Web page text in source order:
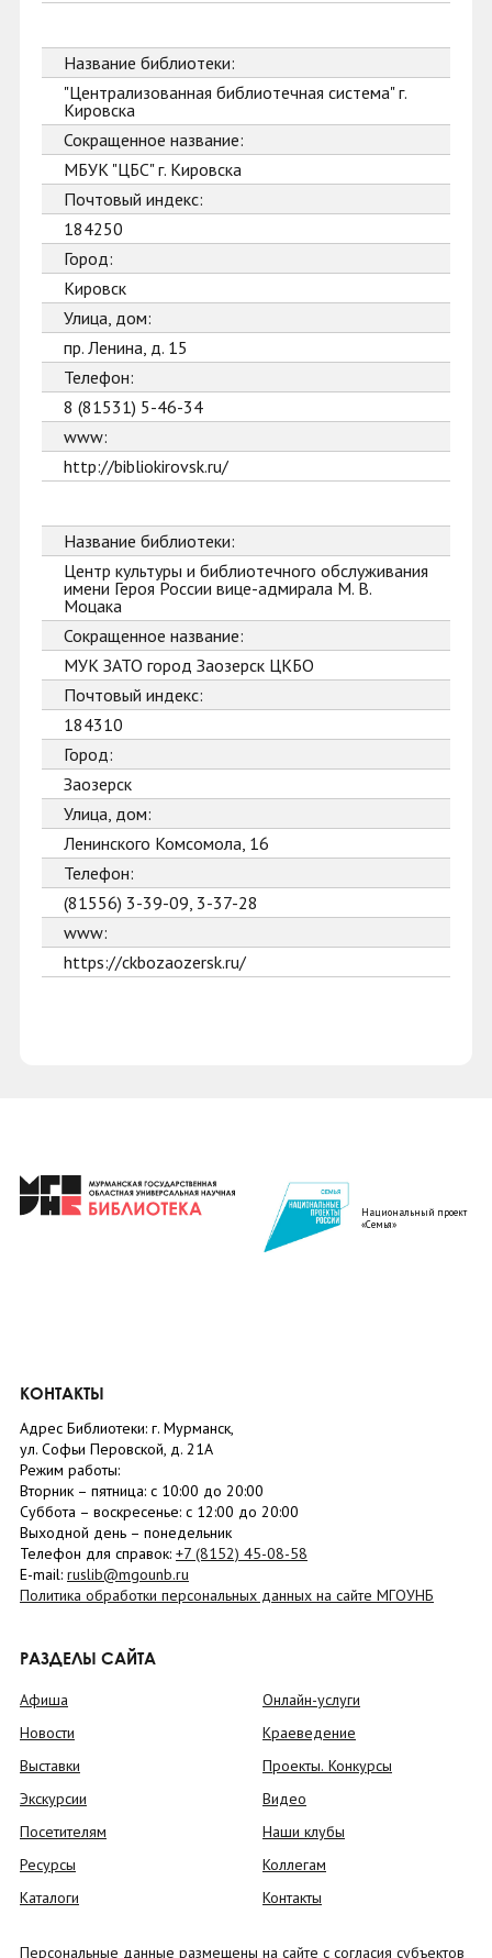
Название библиотеки:
"Централизованная библиотечная система" г.
Кировска
Сокращенное название:
МБУК "ЦБС" г. Кировска
Почтовый индекс:
184250
Город:
Кировск
Улица, дом:
пр. Ленина, д. 15
Телефон:
8 (81531) 5-46-34
www:
http://bibliokirovsk.ru/
Название библиотеки:
Центр культуры и библиотечного обслуживания
имени Героя России вице-адмирала М. В.
Моцака
Сокращенное название:
МУК ЗАТО город Заозерск ЦКБО
Почтовый индекс:
184310
Город:
Заозерск
Улица, дом:
Ленинского Комсомола, 16
Телефон:
(81556) 3-39-09, 3-37-28
www:
https://ckbozaozersk.ru/
Национальный проект
«Семья»
КОНТАКТЫ
Адрес Библиотеки: г. Мурманск,
ул. Софьи Перовской, д. 21А
Режим работы:
Вторник – пятница: с 10:00 до 20:00
Суббота – воскресенье: c 12:00 до 20:00
Выходной день – понедельник
Телефон для справок: +7 (8152) 45-08-58
E-mail: ruslib@mgounb.ru
Политика обработки персональных данных на сайте МГОУНБ
РАЗДЕЛЫ САЙТА
Афиша
Новости
Выставки
Экскурсии
Посетителям
Ресурсы
Каталоги
Онлайн-услуги
Краеведение
Проекты. Конкурсы
Видео
Наши клубы
Коллегам
Контакты
Персональные данные размещены на сайте с согласия субъектов